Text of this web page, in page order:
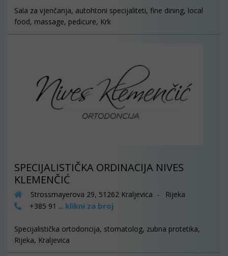
Sala za vjenčanja, autohtoni specijaliteti, fine dining, local
food, massage, pedicure, Krk
SPECIJALISTIČKA ORDINACIJA NIVES
KLEMENČIĆ
Strossmayerova 29, 51262 Kraljevica - Rijeka
+385 91 ... klikni za broj
Specijalistička ortodoncija, stomatolog, zubna protetika,
Rijeka, Kraljevica